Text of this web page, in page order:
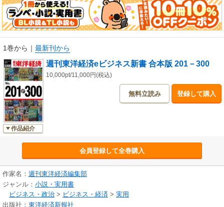
1巻から ｜ 最新刊から
作品紹介
週刊東洋経済eビジネス新書 合本版 201－300
10,000pt/11,000円(税込)
無料立読み 登録して購入
会員登録して全巻購入
作家名： 週刊東洋経済編集部
ジャンル： 小説・実用書
ビジネス・政治 > ビジネス・経済 > 実用
出版社： 東洋経済新報社